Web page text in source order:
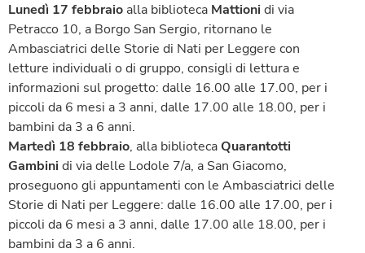
Lunedì 17 febbraio alla biblioteca Mattionidi via
Petracco 10, a Borgo San Sergio, ritornano le
Ambasciatrici delle Storie di Nati per Leggere con
letture individuali o di gruppo, consigli di lettura e
informazioni sul progetto: dalle 16.00 alle 17.00, per i
piccoli da 6 mesi a 3 anni, dalle 17.00 alle 18.00, per i
bambini da 3 a 6 anni.
Martedì 18 febbraio, alla bibliotecaQuarantotti
Gambinidi via delle Lodole 7/a, a San Giacomo,
proseguono gli appuntamenti con le Ambasciatrici delle
Storie di Nati per Leggere: dalle 16.00 alle 17.00, per i
piccoli da 6 mesi a 3 anni, dalle 17.00 alle 18.00, per i
bambini da 3 a 6 anni.